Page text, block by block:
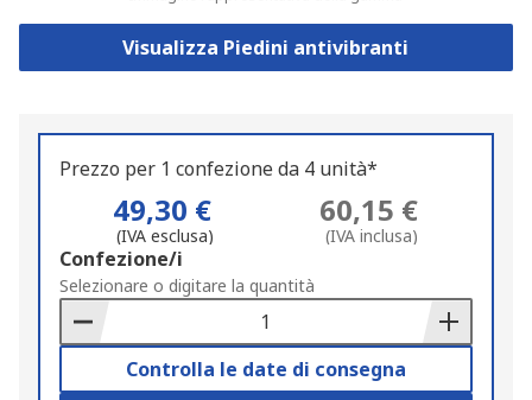
Visualizza Piedini antivibranti
Prezzo per 1 confezione da 4 unità*
49,30 €
(IVA esclusa)
60,15 €
(IVA inclusa)
Add
to
Basket
Confezione/i
Selezionare o digitare la quantità
Controlla le date di consegna